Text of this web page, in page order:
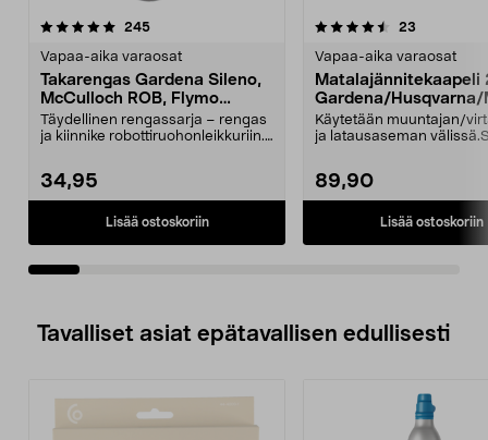
245arvostelut
Vapaa-aika varaosat
Takarengas Gardena Sileno,
McCulloch ROB, Flymo
Easilife
Täydellinen rengassarja – rengas
ja kiinnike robottiruohonleikkuriin.
34,95
Lisää ostoskoriin
4.5viidestä
23
Vapaa-aika varaosat
Matalajännitekaapeli
Gardena/Husqvarna/
ch/Flymo
Käytetään muuntajan/
ja latausaseman
89,90
Lisää ostoskoriin
4.5viidestä
Tavalliset asiat epätavallisen edullisesti